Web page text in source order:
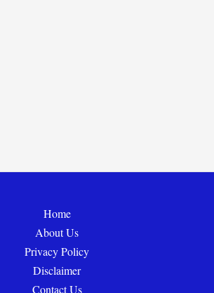
Home
About Us
Privacy Policy
Disclaimer
Contact Us